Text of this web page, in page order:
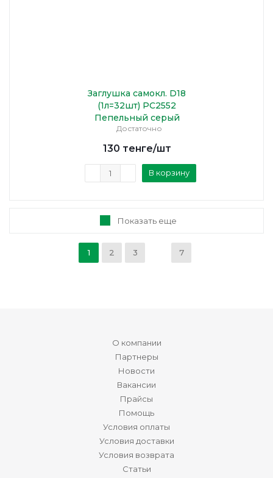
Заглушка самокл. D18
(1л=32шт) PC2552
Пепельный серый
Достаточно
130 тенге/шт
В корзину
Показать еще
1 2 3 7
О компании
Партнеры
Новости
Вакансии
Прайсы
Помощь
Условия оплаты
Условия доставки
Условия возврата
Статьи